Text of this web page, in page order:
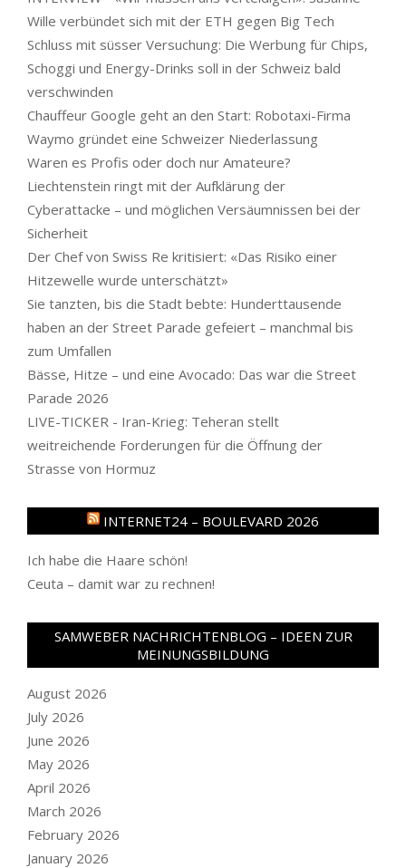
Wille verbündet sich mit der ETH gegen Big Tech
Schluss mit süsser Versuchung: Die Werbung für Chips,
Schoggi und Energy-Drinks soll in der Schweiz bald
verschwinden
Chauffeur Google geht an den Start: Robotaxi-Firma
Waymo gründet eine Schweizer Niederlassung
Waren es Profis oder doch nur Amateure?
Liechtenstein ringt mit der Aufklärung der
Cyberattacke – und möglichen Versäumnissen bei der
Sicherheit
Der Chef von Swiss Re kritisiert: «Das Risiko einer
Hitzewelle wurde unterschätzt»
Sie tanzten, bis die Stadt bebte: Hunderttausende
haben an der Street Parade gefeiert – manchmal bis
zum Umfallen
Bässe, Hitze – und eine Avocado: Das war die Street
Parade 2026
LIVE-TICKER - Iran-Krieg: Teheran stellt
weitreichende Forderungen für die Öffnung der
Strasse von Hormuz
INTERNET24 – BOULEVARD 2026
Ich habe die Haare schön!
Ceuta – damit war zu rechnen!
SAMWEBER NACHRICHTENBLOG – IDEEN ZUR
MEINUNGSBILDUNG
August 2026
July 2026
June 2026
May 2026
April 2026
March 2026
February 2026
January 2026